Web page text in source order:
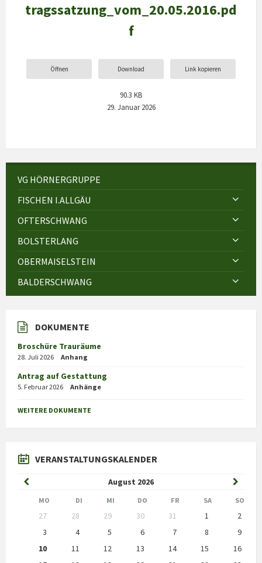
tragssatzung_vom_20.05.2016.pd
f
Öffnen Download Link kopieren
90.3 KB
29. Januar 2026
VG HÖRNERGRUPPE
FISCHEN I.ALLGÄU
OFTERSCHWANG
BOLSTERLANG
OBERMAISELSTEIN
BALDERSCHWANG
DOKUMENTE
Broschüre Trauräume
28. Juli 2026 Anhang
Antrag auf Gestattung
5. Februar 2026 Anhänge
WEITERE DOKUMENTE
VERANSTALTUNGSKALENDER
August 2026
Previous
Month
Month
MO DI MI DO FR SA SO
calendar
27 28 29 30 31 1
2
3
4 5 6 7 8
9
10
11 12 13 14 15
16